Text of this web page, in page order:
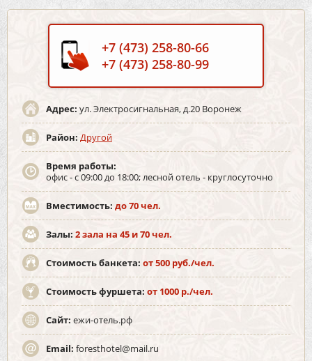
+7 (473) 258-80-66
+7 (473) 258-80-99
Адрес: ул. Электросигнальная, д.20 Воронеж
Район: Другой
Время работы:
офис - с 09:00 до 18:00; лесной отель - круглосуточно
Вместимость: до 70 чел.
Залы: 2 зала на 45 и 70 чел.
Стоимость банкета: от 500 руб./чел.
Стоимость фуршета: от 1000 р./чел.
Сайт: ежи-отель.рф
Email: foresthotel@mail.ru